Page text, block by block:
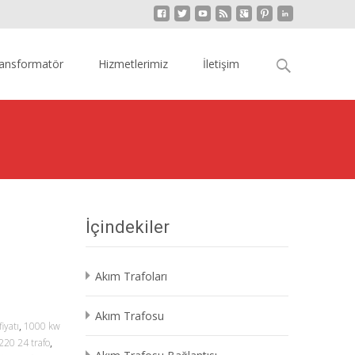
Hizmetlerimiz İletişim Arama:
, 1000 kw
220 24 trafo,
İçindekiler
Akım Trafoları
Akım Trafosu